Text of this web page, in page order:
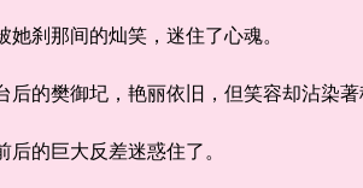
刹那间的灿笑，迷住了心魂。
的樊御圮，艳丽依旧，但笑容却沾染著
的巨大反差迷惑住了。